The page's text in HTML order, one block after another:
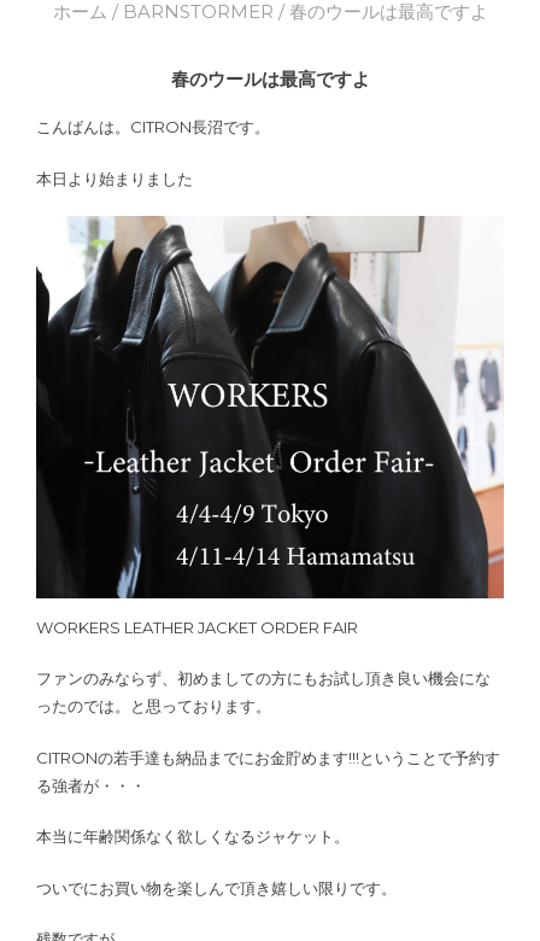
ホーム / BARNSTORMER / 春のウールは最高ですよ
春のウールは最高ですよ
こんばんは。CITRON長沼です。
本日より始まりました
WORKERS LEATHER JACKET ORDER FAIR
ファンのみならず、初めましての方にもお試し頂き良い機会にな
ったのでは。と思っております。
CITRONの若手達も納品までにお金貯めます!!!ということで予約す
る強者が・・・
本当に年齢関係なく欲しくなるジャケット。
ついでにお買い物を楽しんで頂き嬉しい限りです。